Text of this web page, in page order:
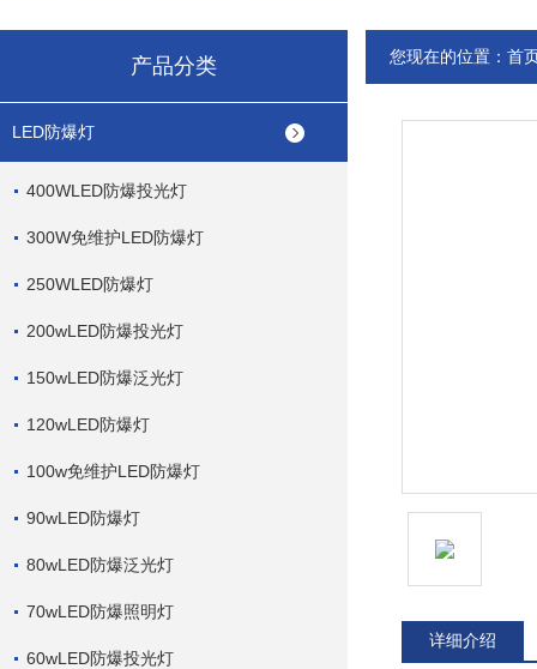
产品分类
LED防爆灯
400WLED防爆投光灯
300W免维护LED防爆灯
250WLED防爆灯
200wLED防爆投光灯
150wLED防爆泛光灯
120wLED防爆灯
100w免维护LED防爆灯
90wLED防爆灯
80wLED防爆泛光灯
70wLED防爆照明灯
60wLED防爆投光灯
您现在的位置： 首
详细介绍